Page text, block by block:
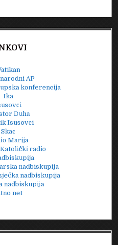
AP
konferencija
Ika
Duha
Isusovci
Skac
Marija
radio
nadbiskupija
nadbiskupija
nadbiskupija
net